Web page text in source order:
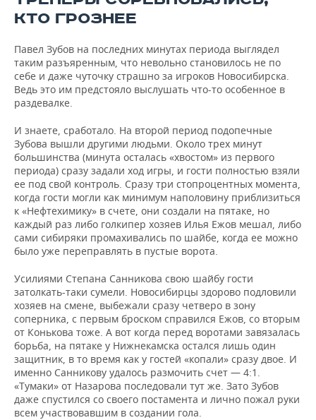
КТО ГРОЗНЕЕ
Павел Зубов на последних минутах периода выглядел
таким разъяренным, что невольно становилось не по
себе и даже чуточку страшно за игроков Новосибирска.
Ведь это им предстояло выслушать что-то особенное в
раздевалке.
И знаете, сработало. На второй период подопечные
Зубова вышли другими людьми. Около трех минут
большинства (минута осталась «хвостом» из первого
периода) сразу задали ход игры, и гости полностью взяли
ее под свой контроль. Сразу три стопроцентных момента,
когда гости могли как минимум наполовину приблизиться
к «Нефтехимику» в счете, они создали на пятаке, но
каждый раз либо голкипер хозяев Илья Ежов мешал, либо
сами сибиряки промахивались по шайбе, когда ее можно
было уже переправлять в пустые ворота.
Усилиями Степана Санникова свою шайбу гости
затолкать-таки сумели. Новосибирцы здорово подловили
хозяев на смене, выбежали сразу четверо в зону
соперника, с первым броском справился Ежов, со вторым
от Конькова тоже. А вот когда перед воротами завязалась
борьба, на пятаке у Нижнекамска остался лишь один
защитник, в то время как у гостей «копали» сразу двое. И
именно Санникову удалось размочить счет — 4:1.
«Тумаки» от Назарова последовали тут же. Зато Зубов
даже спустился со своего постамента и лично пожал руки
всем участвовавшим в создании гола.